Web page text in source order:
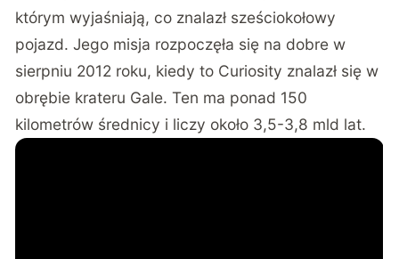
którym wyjaśniają, co znalazł sześciokołowy
pojazd. Jego misja rozpoczęła się na dobre w
sierpniu 2012 roku, kiedy to Curiosity znalazł się w
obrębie krateru Gale. Ten ma ponad 150
kilometrów średnicy i liczy około 3,5-3,8 mld lat.